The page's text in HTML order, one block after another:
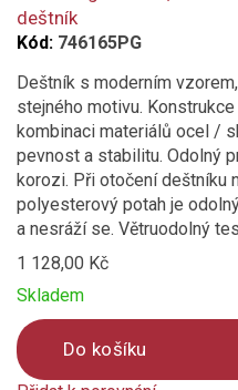
deštník
Kód: 746165PG
Deštník s moderním
stejného motivu.
kombinaci materiálů ocel /
pevnost a stabilitu. Odolný
korozi. Při otočení deštníku
polyesterový potah je
a nesráží se. Větruodolný
1 128,00 Kč
Skladem
Do košíku